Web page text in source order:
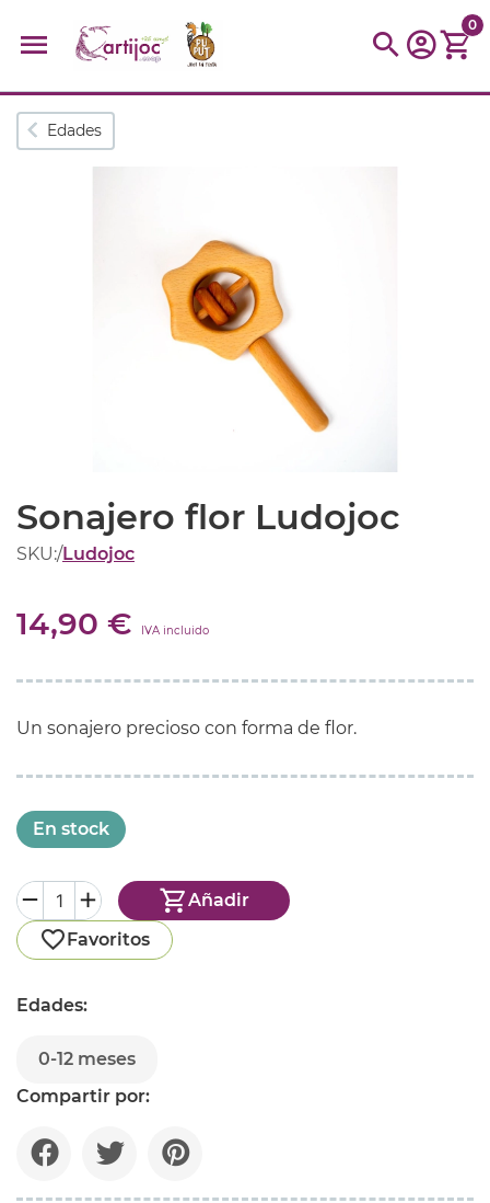
Búsquedas populares
muñeca
0
Edades
Sonajero flor Ludojoc
SKU:/Ludojoc
14,90 € IVA incluido
Un sonajero precioso con forma de flor.
En stock
Añadir
Favoritos
Edades:
0-12 meses
Compartir por: